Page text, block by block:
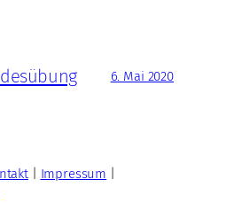
6. Mai 2020
| Impressum